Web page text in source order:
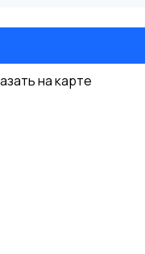
на карте